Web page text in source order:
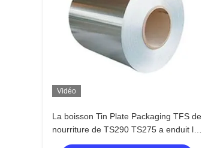
Vidéo
La boisson Tin Plate Packaging TFS de
nourriture de TS290 TS275 a enduit le
fer-blanc